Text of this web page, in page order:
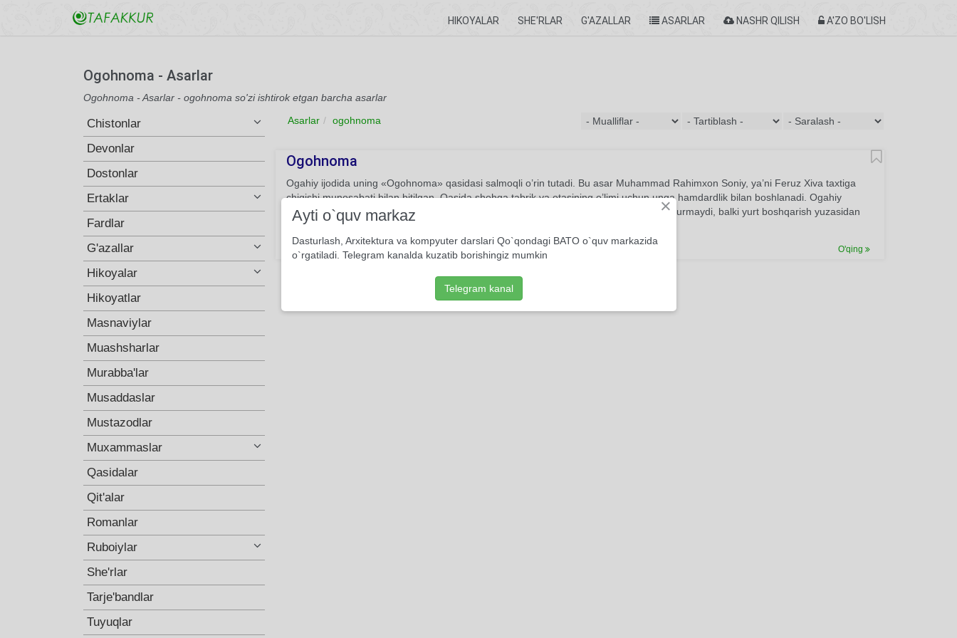
HIKOYALAR SHE'RLAR G'AZALLAR ASARLAR NASHR QILISH A'ZO BO'LISH
Ogohnoma - Asarlar
Ogohnoma - Asarlar - ogohnoma so'zi ishtirok etgan barcha asarlar
Chistonlar
Devonlar
Dostonlar
Ertaklar
Fardlar
G'azallar
Hikoyalar
Hikoyatlar
Masnaviylar
Muashsharlar
Murabba'lar
Musaddaslar
Mustazodlar
Muxammaslar
Qasidalar
Qit'alar
Romanlar
Ruboiylar
She'rlar
Tarje'bandlar
Tuyuqlar
Asarlar ogohnoma
Ogohnoma
Ogahiy ijodida uning «Ogohnoma» qasidasi salmoqli o’rin tutadi. Bu asar Muhammad Rahimxon Soniy, ya’ni Feruz Xiva taxtiga
chiqishi munosabati bilan bitilgan. Qasida shohga tabrik va otasining o’limi uchun unga hamdardlik bilan boshlanadi. Ogahiy
boshqa qasidago’ylar singari yosh hukmdorni maqtab, xushomad tulporini maydonga surmaydi, balki yurt boshqarish yuzasidan
aniq va foydali o’gitlar beradi.
381 Qasida Muhammad Rizo Ogahiy O'qing
×
Ayti o`quv markaz
Dasturlash, Arxitektura va kompyuter darslari Qo`qondagi BATO o`quv markazida
o`rgatiladi. Telegram kanalda kuzatib borishingiz mumkin
Telegram kanal